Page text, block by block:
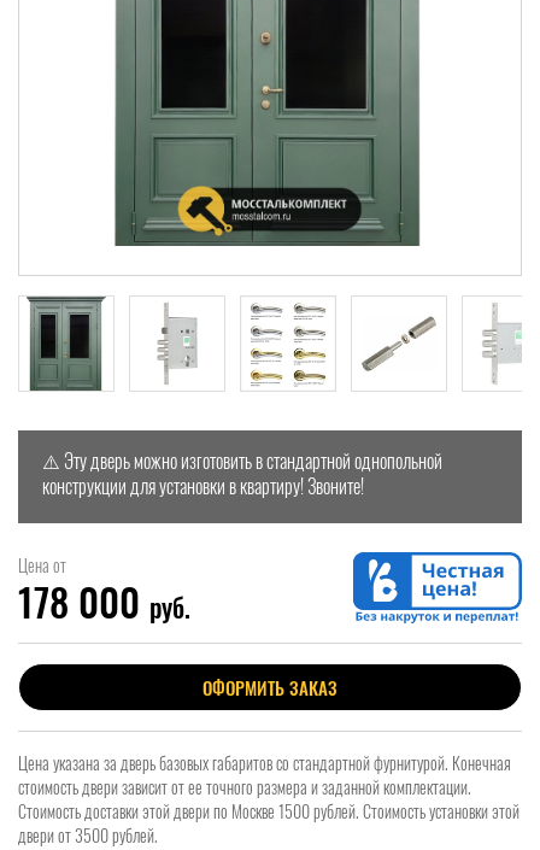
⚠️ Эту дверь можно изготовить в стандартной однопольной
конструкции для установки в квартиру! Звоните!
Цена от
178 000 руб.
ОФОРМИТЬ ЗАКАЗ
Цена указана за дверь базовых габаритов со стандартной фурнитурой. Конечная
стоимость двери зависит от ее точного размера и заданной комплектации.
Стоимость доставки этой двери по Москве 1500 рублей. Стоимость установки этой
двери от 3500 рублей.